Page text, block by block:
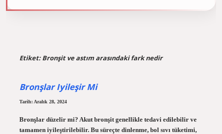
Etiket:Bronşit ve astım arasındaki fark nedir
Bronşlar Iyileşir Mi
Tarih: Aralık 28, 2024
Bronşlar düzelir mi? Akut bronşit genellikle tedavi edilebilir ve
tamamen iyileştirilebilir. Bu süreçte dinlenme, bol sıvı tüketimi,